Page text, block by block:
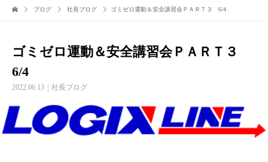
ブログ 社長ブログ ゴミゼロ運動＆安全講習会ＰＡＲＴ３ 6/4
ゴミゼロ運動＆安全講習会ＰＡＲＴ３
6/4
2022.06.13 社長ブログ